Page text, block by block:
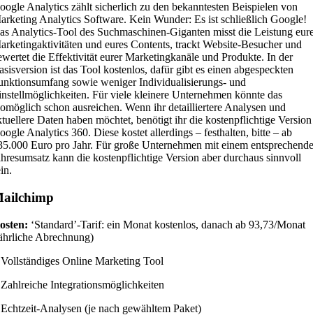
Analytics zählt sicherlich zu den bekanntesten Beispielen von
Analytics Software. Kein Wunder: Es ist schließlich Google!
Analytics-Tool des Suchmaschinen-Giganten misst die Leistung
und eures Contents, trackt Website-Besucher und
die Effektivität eurer Marketingkanäle und Produkte. In der
ist das Tool kostenlos, dafür gibt es einen abgespeckten
sowie weniger Individualisierungs- und
Für viele kleinere Unternehmen könnte das
schon ausreichen. Wenn ihr detailliertere Analysen und
Daten haben möchtet, benötigt ihr die kostenpflichtige Version
Analytics 360. Diese kostet allerdings – festhalten, bitte – ab
Euro pro Jahr. Für große Unternehmen mit einem
kann die kostenpflichtige Version aber durchaus sinnvoll
‘Standard’-Tarif: ein Monat kostenlos, danach ab 93,73/Monat
Abrechnung)
Online Marketing Tool
Integrationsmöglichkeiten
Analysen (je nach gewähltem Paket)